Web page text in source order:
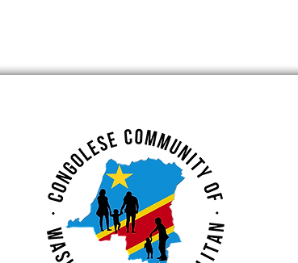
Immigration Updates